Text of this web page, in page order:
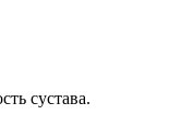
сустава.